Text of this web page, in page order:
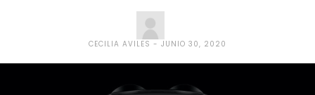
CECILIA AVILES JUNIO 30, 2020